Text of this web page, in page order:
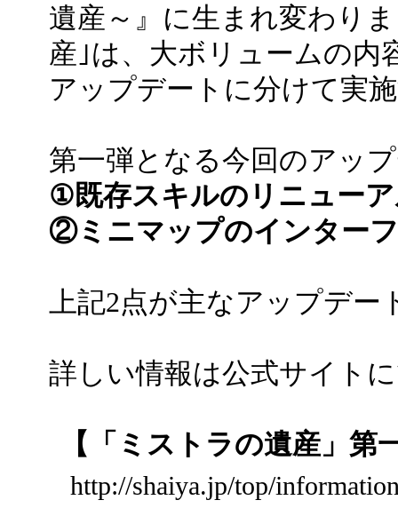
遺産～』に生まれ変わり
産｣は、大ボリュームの内
アップデートに分けて実
第一弾となる今回のアッ
①既存スキルのリニュー
②ミニマップのインター
上記2点が主なアップデー
詳しい情報は公式サイト
【「ミストラの遺産」第
http://shaiya.jp/top/